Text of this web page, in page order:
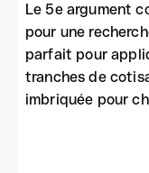
Le 5e argument
pour une
parfait pour
tranches de
imbriquée pour